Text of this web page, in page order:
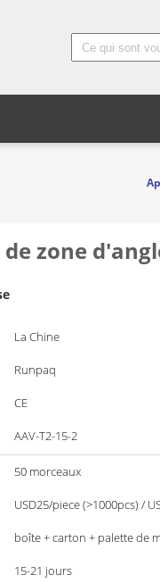
zone
La Chine
Runpaq
CE
AAV-T2-15-2
50 morceaux
USD25/piece (>1000pcs) /
boîte + carton + palette de
15-21 jours